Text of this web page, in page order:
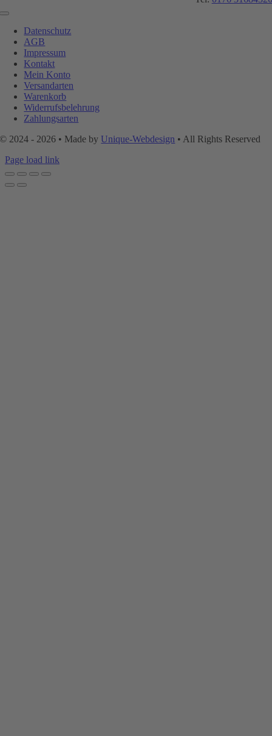
Toggle
NavigationDatenschutz
AGB
Impressum
Kontakt
Mein Konto
Versandarten
Warenkorb
Widerrufsbelehrung
Zahlungsarten
© 2024 - 2026 • Made byUnique-Webdesign • All Rights Reserved
Page load link